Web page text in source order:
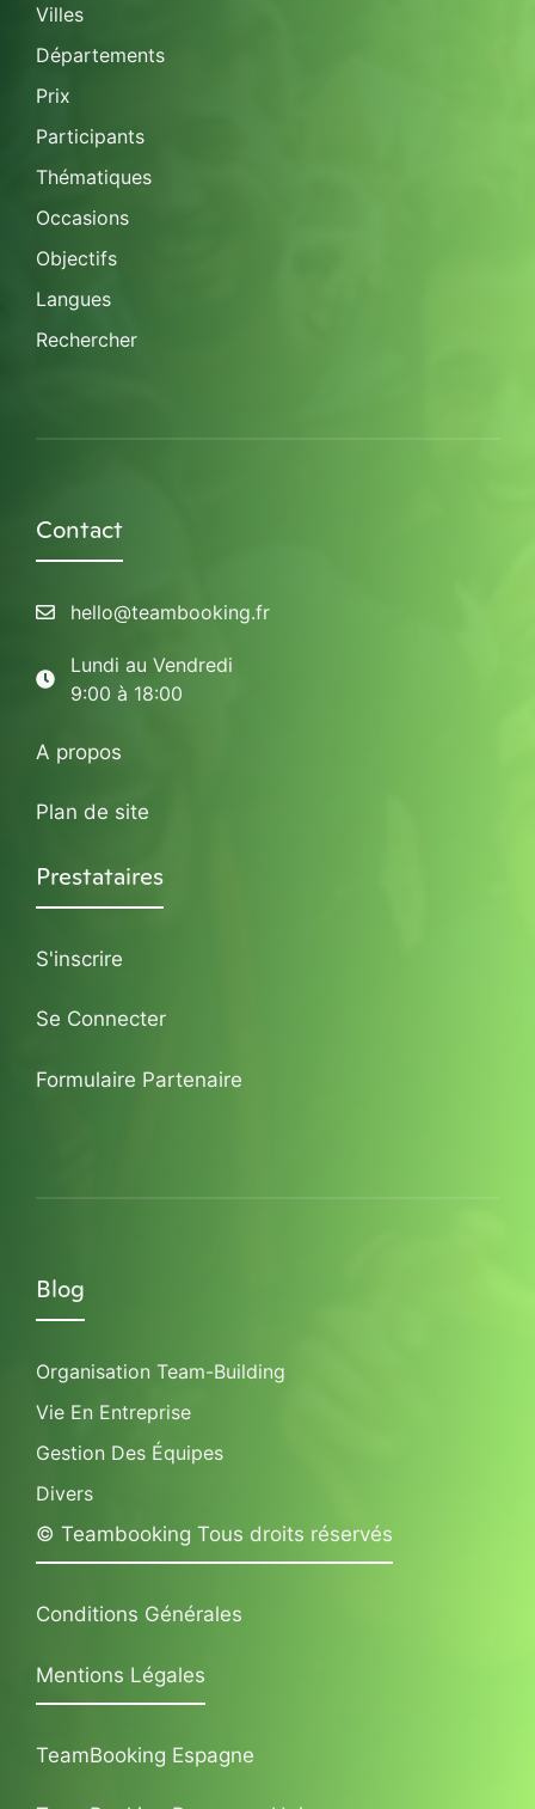
Villes
Départements
Prix
Participants
Thématiques
Occasions
Objectifs
Langues
Rechercher
Contact
hello@teambooking.fr
Lundi au Vendredi
9:00 à 18:00
A propos
Plan de site
Prestataires
S'inscrire
Se Connecter
Formulaire Partenaire
Blog
Organisation Team-Building
Vie En Entreprise
Gestion Des Équipes
Divers
© Teambooking Tous droits réservés
Conditions Générales
Mentions Légales
TeamBooking Espagne